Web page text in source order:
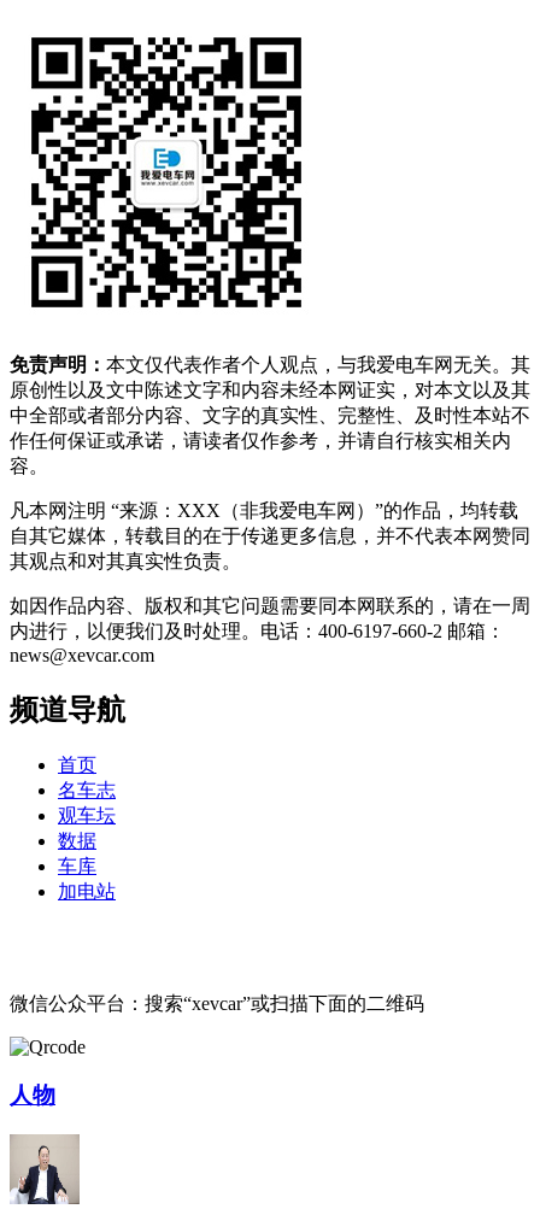
免责声明： 本文仅代表作者个人观点，与我爱电车网无关。其
原创性以及文中陈述文字和内容未经本网证实，对本文以及其
中全部或者部分内容、文字的真实性、完整性、及时性本站不
作任何保证或承诺，请读者仅作参考，并请自行核实相关内
容。
凡本网注明 “来源：XXX（非我爱电车网）”的作品，均转载
自其它媒体，转载目的在于传递更多信息，并不代表本网赞同
其观点和对其真实性负责。
如因作品内容、版权和其它问题需要同本网联系的，请在一周
内进行，以便我们及时处理。电话：400-6197-660-2 邮箱：
news@xevcar.com
频道导航
首页
名车志
观车坛
数据
车库
加电站
微信公众平台：搜索“xevcar”或扫描下面的二维码
人物